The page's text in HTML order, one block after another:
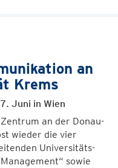
an
Krems
Juni in Wien
an der Donau-
wieder die vier
Universitäts-
sowie